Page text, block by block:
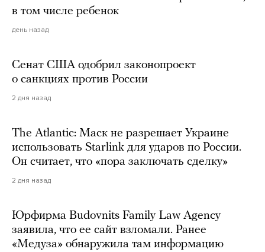
в том числе ребенок
день назад
Сенат США одобрил законопроект
о санкциях против России
2 дня назад
The Atlantic: Маск не разрешает Украине
использовать Starlink для ударов по России.
Он считает, что «пора заключать сделку»
2 дня назад
Юрфирма Budovnits Family Law Agency
заявила, что ее сайт взломали. Ранее
«Медуза» обнаружила там информацию